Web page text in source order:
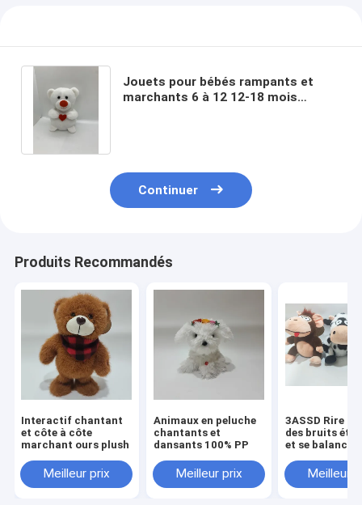
Jouets pour bébés rampants et
marchants 6 à 12 12-18 mois
Continuer
Produits Recommandés
Interactif chantant
et côte à côte
marchant ours plush
Meilleur prix
Animaux en peluche
chantants et
dansants 100% PP
Meilleur prix
3ASSD Rire
des bruits
et se balancer
Plush Jouet
drôles
Meilleur